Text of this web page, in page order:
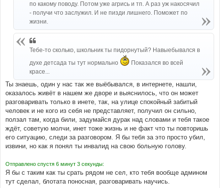
по какому поводу. Потом уже агрись и тп. А раз уж накосячил
- получи что заслужил. И не пизди лишнего. Поможет по
жизни.
Тебе-то сколько, школьник ты пидорнутый? Навыебывался в
духе детсада ты тут нормально
Показался во всей
красе...
Ты знаешь, один у нас так же выёбывался, в интернете, нашли,
оказалось живёт в нашем же дворе и выяснилось, что он может
разговаривать только в инете, так, на улице спокойный забитый
человек и не кого из себя не представляет, получил он сильно,
ползал там, когда били, задумайся дурак над словами и тебя такое
ждёт, советую молчи, инет тоже жизнь и не факт что ты повторишь
его ситуацию, следи за разговором. Я бы тебя за это просто убил,
извини, но как я понял ты инвалид на свою больную голову.
Отправлено спустя 6 минут 3 секунды:
Я бы с таким как ты срать рядом не сел, кто тебя вообще админом
тут сделал, блотата поносная, разговаривать научись.